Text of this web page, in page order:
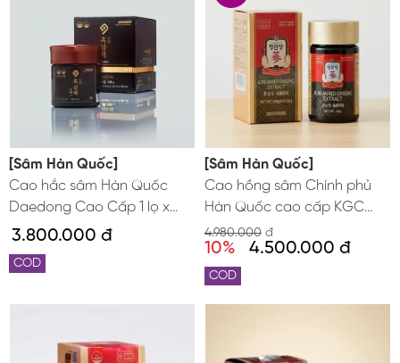
[Sâm Hàn Quốc]
Cao hắc sâm Hàn Quốc
Daedong Cao Cấp 1 lọ x
120g
3.800.000 đ
COD
[Sâm Hàn Quốc]
Cao hồng sâm Chính phủ
Hàn Quốc cao cấp KGC
Jung Kwan Jang 240g
4.980.000 đ
10% 4.500.000 đ
COD